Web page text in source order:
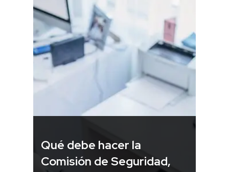
Qué debe hacer la
Comisión de Seguridad,